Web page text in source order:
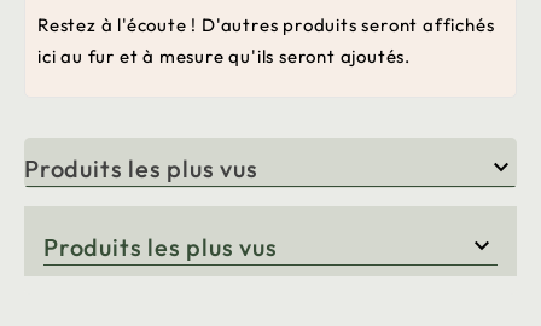
Restez à l'écoute ! D'autres produits seront affichés
ici au fur et à mesure qu'ils seront ajoutés.
Produits les plus vus 
Produits les plus vus 